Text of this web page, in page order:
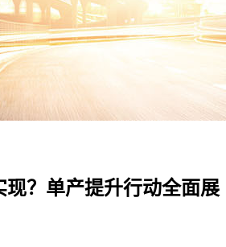
现？单产提升行动全面展